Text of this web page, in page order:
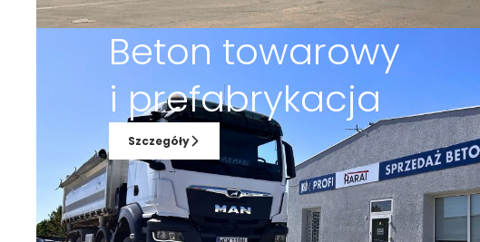
Beton towarowy
i prefabrykacja
Szczegóły